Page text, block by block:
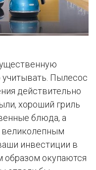
Пылесос
действительно
хороший гриль
блюда, а
великолепным
инвестиции в
образом окупаются